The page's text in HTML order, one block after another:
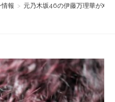
報 > 元乃木坂46の伊藤万理華が刈